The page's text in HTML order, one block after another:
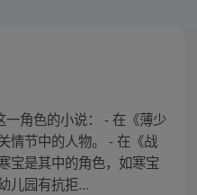
一角色的小说： - 在《薄少
情节中的人物。 - 在《战
宝是其中的角色，如寒宝
儿园有抗拒...